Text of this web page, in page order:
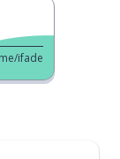
ifade